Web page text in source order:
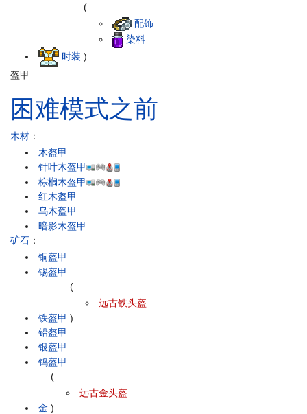
时装
(
配饰
染料
)
盔甲
困难模式之前
木材 ：
木盔甲
针叶木盔甲
棕榈木盔甲
红木盔甲
乌木盔甲
暗影木盔甲
矿石 ：
铜盔甲
锡盔甲
铁盔甲
(
远古铁头盔
)
铅盔甲
银盔甲
钨盔甲
金
(
远古金头盔
)